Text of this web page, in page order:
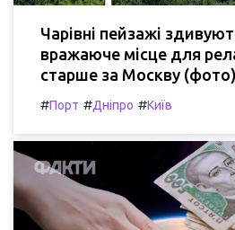
Чарівні пейзажі
вражаюче місце для
старше за Москву (фото)
#Порт #Дніпро #Київ